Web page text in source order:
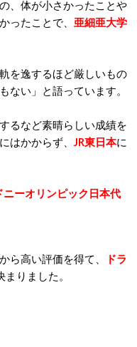
、体が小さかったことや
ったことで、 亜細亜大学
を逸するほど厳しいもの
ない」と語っています。
るなど素晴らしい成績を
はかからず、 JR東日本に
ニーオリンピック日本代
ら高い評価を得て、
ドラ
まりました。